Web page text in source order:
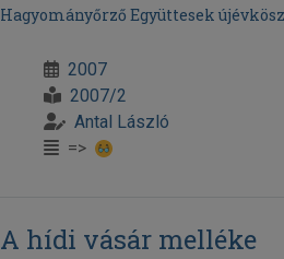
Hagyományőrző Együttesek
2007
2007/2
Antal László
=>
A hídi vásár melléke